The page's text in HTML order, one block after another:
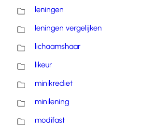
leningen
leningen vergelijken
lichaamshaar
likeur
minikrediet
minilening
modifast